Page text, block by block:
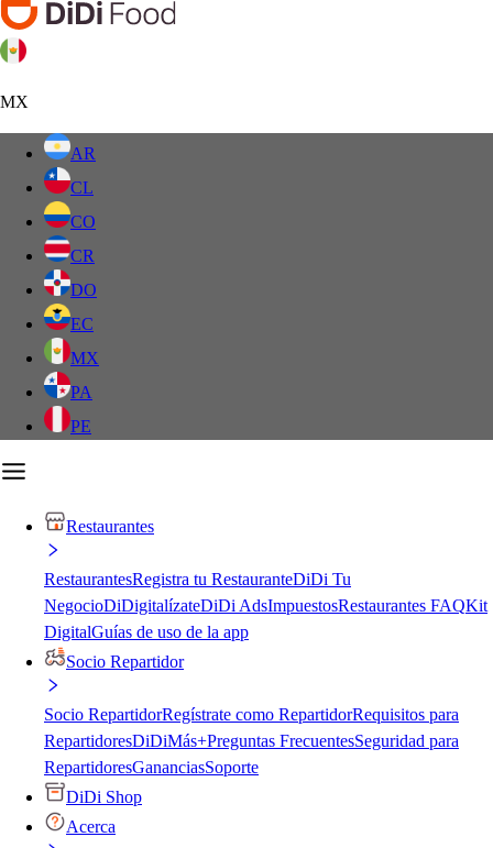
MX
AR
CL
CO
CR
DO
EC
MX
PA
PE
Restaurantes
RestaurantesRegistra tu RestauranteDiDi Tu
NegocioDiDigitalízateDiDi AdsImpuestosRestaurantes FAQKit
DigitalGuías de uso de la app
Socio Repartidor
Socio RepartidorRegístrate como RepartidorRequisitos para
RepartidoresDiDiMás+Preguntas FrecuentesSeguridad para
RepartidoresGananciasSoporte
DiDi Shop
Acerca